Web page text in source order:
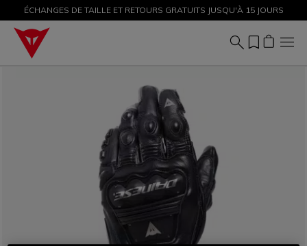
PROMOTIONS JUSQU'À-50 % – ACHETEZ MAINTENANT
ÉCHANGES DE TAILLE ET RETOURS GRATUITS JUSQU'À 15 JOURS